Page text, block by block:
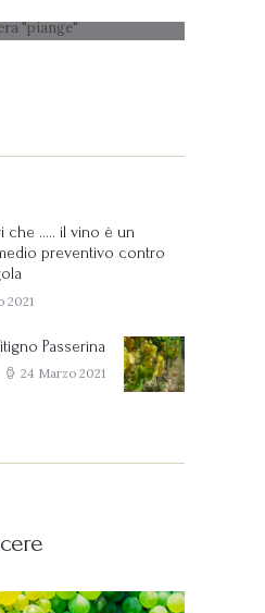
che ….. il vino è un
preventivo contro
2021
Next
post:
Passerina
24 Marzo 2021